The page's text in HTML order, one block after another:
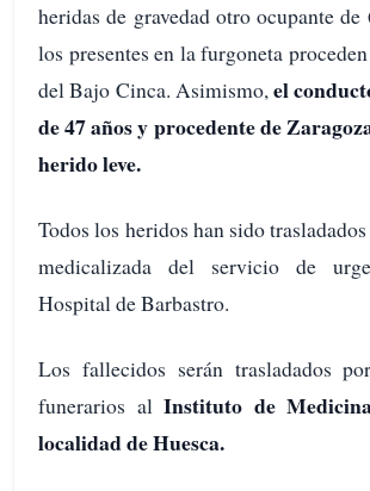
heridas de gravedad otro ocupante de
los presentes en la furgoneta
del Bajo Cinca. Asimismo,el
de 47 años y procedente de
herido leve.
Todos los heridos han sido
medicalizada del servicio de
Hospital de Barbastro.
Los fallecidos serán trasladados
funerarios alInstituto de
localidad de Huesca.